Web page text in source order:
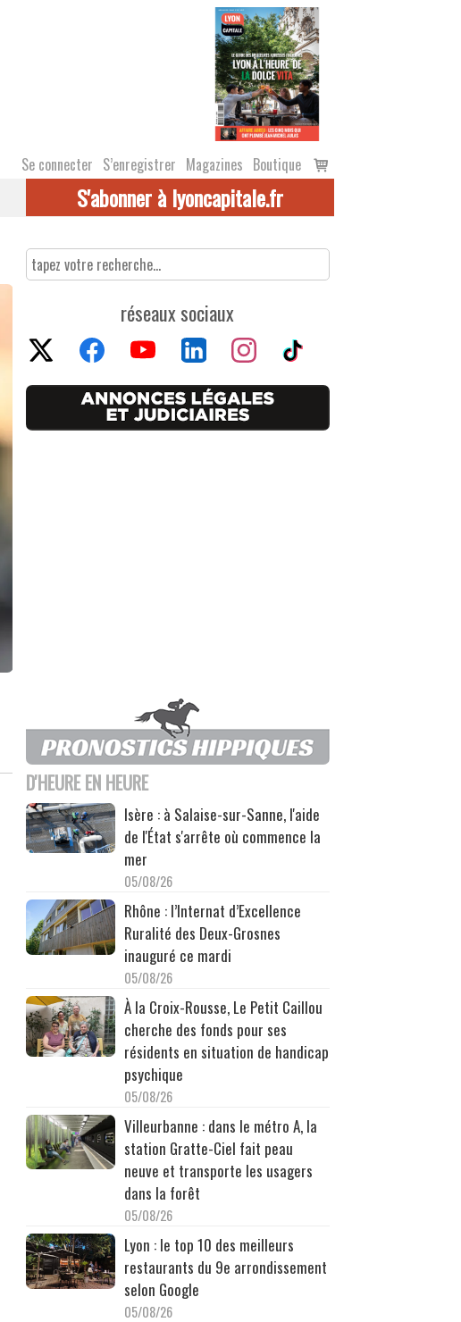
Se connecter S’enregistrer Magazines Boutique
Voir
le
S'abonner à lyoncapitale.fr
réseaux sociaux
D'HEURE EN HEURE
Isère : à Salaise-sur-Sanne, l'aide
de l'État s'arrête où commence la
mer
05/08/26
Rhône : l’Internat d’Excellence
Ruralité des Deux-Grosnes
inauguré ce mardi
05/08/26
À la Croix-Rousse, Le Petit Caillou
cherche des fonds pour ses
résidents en situation de handicap
psychique
05/08/26
Villeurbanne : dans le métro A, la
station Gratte-Ciel fait peau
neuve et transporte les usagers
dans la forêt
05/08/26
Lyon : le top 10 des meilleurs
restaurants du 9e arrondissement
selon Google
05/08/26